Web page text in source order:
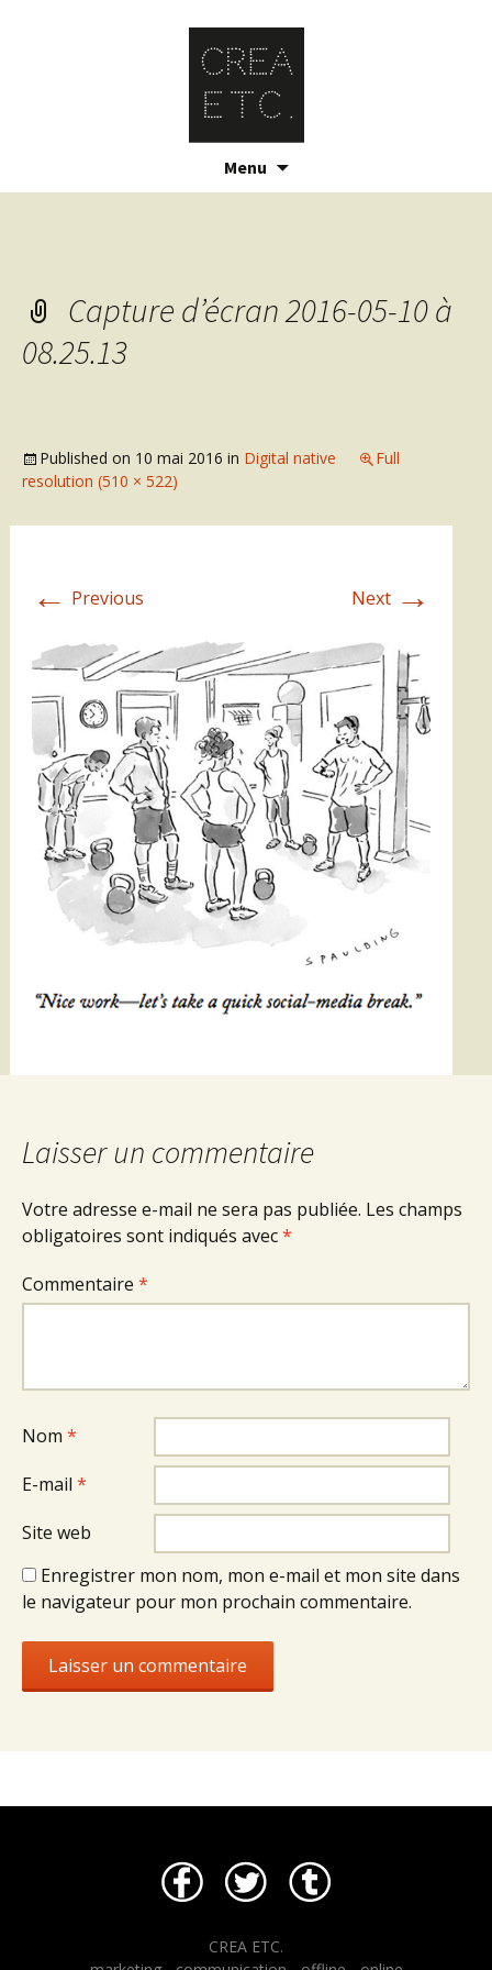
Menu
Capture d’écran 2016-05-10 à
08.25.13
Published on 10 mai 2016 in Digital native
Full
resolution (510 × 522)
← Previous Next →
Laisser un commentaire
Votre adresse e-mail ne sera pas publiée. Les champs
obligatoires sont indiqués avec*
Commentaire *
Nom *
E-mail *
Site web
Enregistrer mon nom, mon e-mail et mon site dans
le navigateur pour mon prochain commentaire.
CREA ETC.